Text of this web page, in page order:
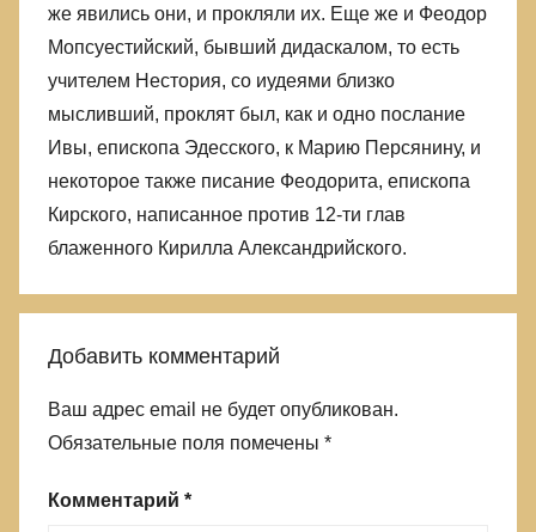
же явились они, и прокляли их. Еще же и Феодор
Мопсуестийский, бывший дидаскалом, то есть
учителем Нестория, со иудеями близко
мысливший, проклят был, как и одно послание
Ивы, епископа Эдесского, к Марию Персянину, и
некоторое также писание Феодорита, епископа
Кирского, написанное против 12-ти глав
блаженного Кирилла Александрийского.
Добавить комментарий
Ваш адрес email не будет опубликован.
Обязательные поля помечены *
Комментарий *